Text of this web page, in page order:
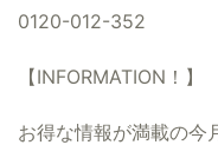
0120-012-352
【INFORMATION！】
お得な情報が満載の今